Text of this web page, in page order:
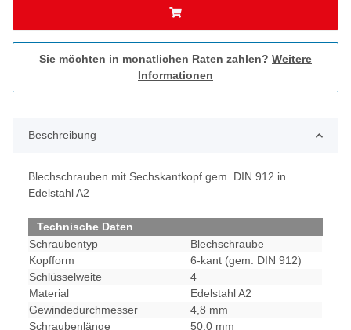
Sie möchten in monatlichen Raten zahlen? Weitere
Informationen
Beschreibung
Blechschrauben mit Sechskantkopf gem. DIN 912 in
Edelstahl A2
Technische Daten
Schraubentyp
Blechschraube
Kopfform
6-kant (gem. DIN 912)
Schlüsselweite
4
Material
Edelstahl A2
Gewindedurchmesser
4,8 mm
Schraubenlänge
50,0 mm